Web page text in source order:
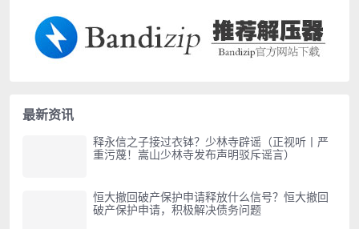
最新资讯
释永信之子接过衣钵？少林寺辟谣（正视听丨严
重污蔑！嵩山少林寺发布声明驳斥谣言）
恒大撤回破产保护申请释放什么信号？恒大撤回
破产保护申请，积极解决债务问题